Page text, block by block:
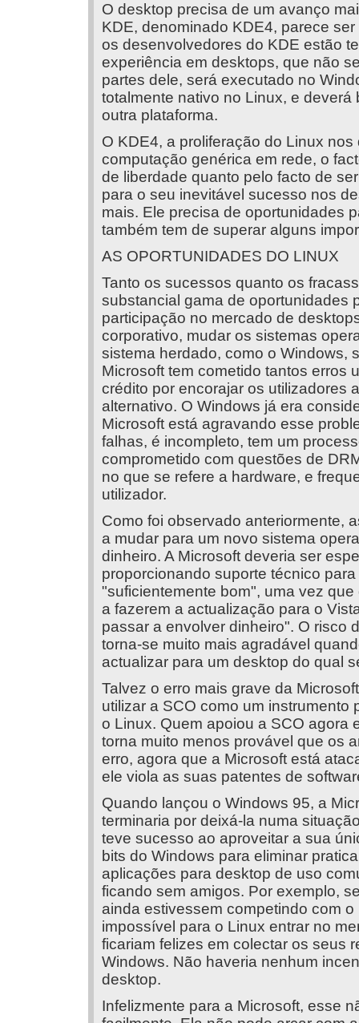
O desktop precisa de um avanço
KDE, denominado KDE4, parece
os desenvolvedores do KDE estão
experiência em desktops, que não
partes dele, será executado no
totalmente nativo no Linux, e
outra plataforma.
O KDE4, a proliferação do Linux
computação genérica em rede, o
de liberdade quanto pelo facto de
para o seu inevitável sucesso nos
mais. Ele precisa de oportunidades
também tem de superar alguns
AS OPORTUNIDADES DO LINUX
Tanto os sucessos quanto os
substancial gama de oportunidades
participação no mercado de
corporativo, mudar os sistemas
sistema herdado, como o Windows,
Microsoft tem cometido tantos erros
crédito por encorajar os utilizadores
alternativo. O Windows já era
Microsoft está agravando esse
falhas, é incompleto, tem um
comprometido com questões de
no que se refere a hardware, e
utilizador.
Como foi observado anteriormente,
a mudar para um novo sistema
dinheiro. A Microsoft deveria ser
proporcionando suporte técnico
"suficientemente bom", uma vez
a fazerem a actualização para o
passar a envolver dinheiro". O risco
torna-se muito mais agradável
actualizar para um desktop do qual
Talvez o erro mais grave da
utilizar a SCO como um
o Linux. Quem apoiou a SCO agora
torna muito menos provável que os
erro, agora que a Microsoft está
ele viola as suas patentes de
Quando lançou o Windows 95, a
terminaria por deixá-la numa
teve sucesso ao aproveitar a sua
bits do Windows para eliminar
aplicações para desktop de uso
ficando sem amigos. Por exemplo,
ainda estivessem competindo com
impossível para o Linux entrar no
ficariam felizes em colectar os seus
Windows. Não haveria nenhum
desktop.
Infelizmente para a Microsoft, esse